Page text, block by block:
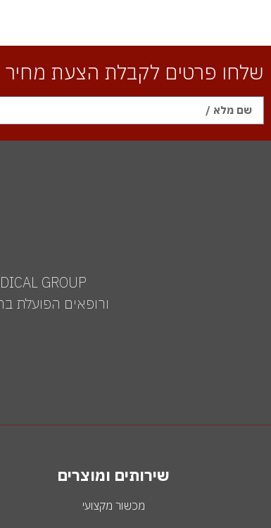
שלחו פרטים לקבלת הצעת מחיר
ורופאים הפועלת
שירותים ומוצרים
מכשור מקצועי